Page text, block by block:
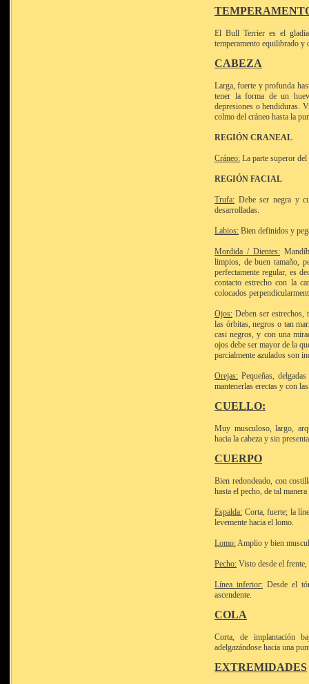
El Bull Terrier es el
temperamento equilibrado y
CABEZA
Larga, fuerte y profunda
tener la forma de un
depresiones o hendiduras.
colmo del cráneo hasta la
REGIÓN CRANEAL
Cráneo: La parte superor del
REGIÓN FACIAL
Trufa: Debe ser negra y
desarrolladas.
Labios: Bien definidos y
Mordida / Dientes:
limpios, de buen tamaño,
perfectamente regular, es
contacto estrecho con la
colocados
Ojos: Deben ser estrechos,
las órbitas, negros o tan
casi negros, y con una
ojos debe ser mayor de la
parcialmente azulados son
Orejas: Pequeñas,
mantenerlas erectas y con
CUELLO:
Muy musculoso, largo,
hacia la cabeza y sin
CUERPO
Bien redondeado, con
hasta el pecho, de tal
Espalda: Corta, fuerte; la
levemente hacia el lomo.
Lomo:Amplio y bien
Pecho: Visto desde el frente,
Línea inferior: Desde el
ascendente.
COLA
Corta, de implantación
adelgazándose hacia una
EXTREMIDADES